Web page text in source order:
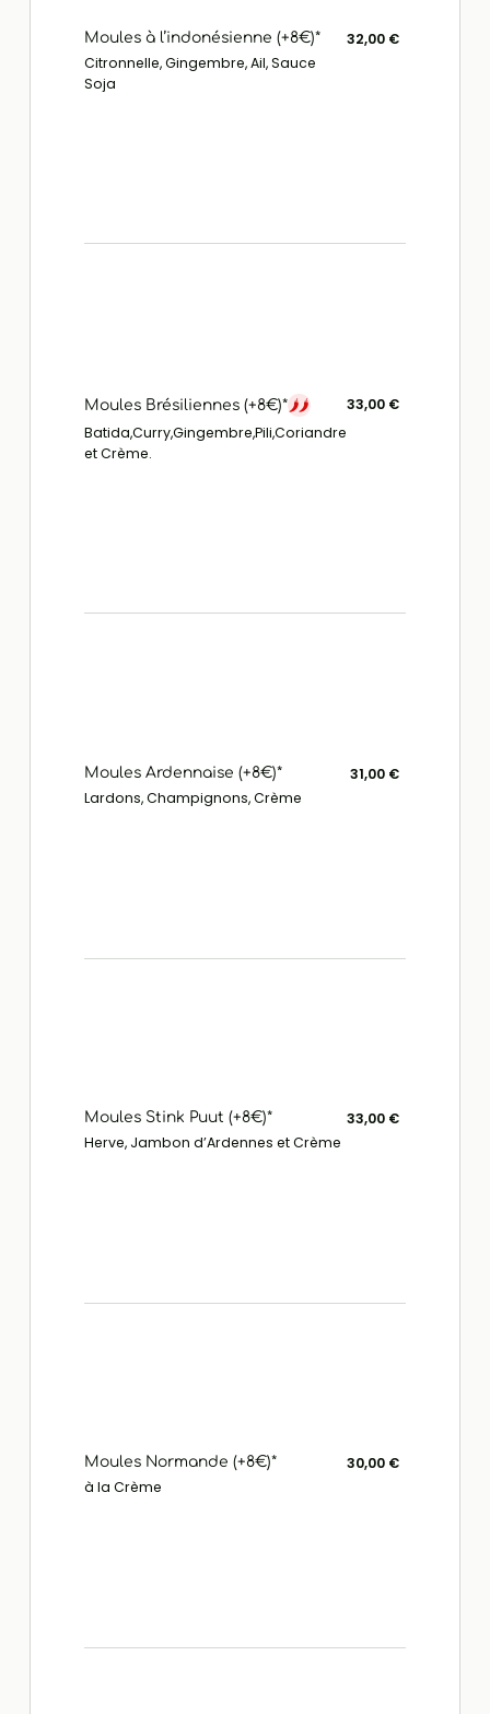
Moules à l’indonésienne (+8€)*
Citronnelle, Gingembre, Ail, Sauce
Soja
32,00 €
Moules Brésiliennes (+8€)*
Batida,Curry,Gingembre,Pili,Coriandre
et Crème.
33,00 €
Moules Ardennaise (+8€)*
Lardons, Champignons, Crème
31,00 €
Moules Stink Puut (+8€)*
Herve, Jambon d’Ardennes et Crème
33,00 €
Moules Normande (+8€)*
à la Crème
30,00 €